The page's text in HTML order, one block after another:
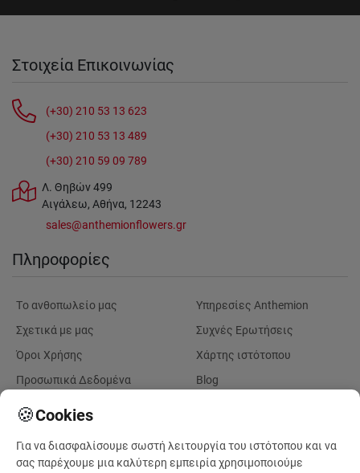
Στοιχεία Επικοινωνίας
(+30) 210 53 13 623
(+30) 210 53 13 489
(+30) 210 59 09 789
Λ. Θηβών 499
Αιγάλεω, Αθήνα, 12243
sales@anthemionflowers.gr
Πληροφορίες
Tο ανθοπωλείο μας
Σχετικά με μας
Όροι Χρήσης
Προσωπικά Δεδομένα
Επικοινωνήστε μαζί μας
Υπηρεσίες Anthemion
Συχνές Ερωτήσεις
Χάρτης ιστότοπου
Blog
🍪Cookies
Για να διασφαλίσουμε σωστή λειτουργία του ιστότοπου και να
σας παρέχουμε μια καλύτερη εμπειρία χρησιμοποιούμε